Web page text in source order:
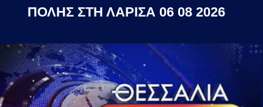
ΠΟΛΗΣ ΣΤΗ ΛΑΡΙΣΑ 06 08 2026